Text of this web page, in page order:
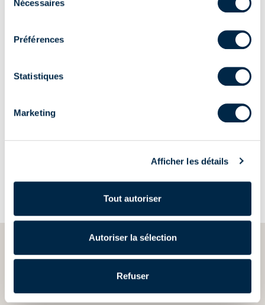
Nécessaires
Préférences
Statistiques
Marketing
Afficher les détails
Tout autoriser
Autoriser la sélection
Refuser
“Nous considérons chaque projet
la curiosité du départ,
l'enthousiasme de la découverte,
la force du partage et la
conscience des connaissances
acquises.”
solution
De l'électronique à la